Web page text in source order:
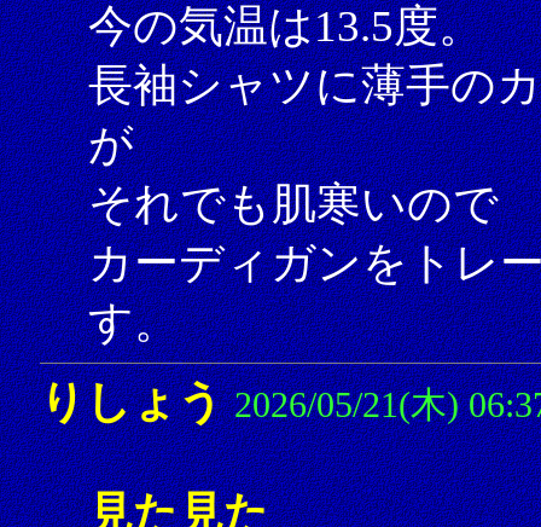
今の気温は13.5度。
長袖シャツに薄手の
が
それでも肌寒いので
カーディガンをトレ
す。
りしょう 2026/05/21(木)
見た見た